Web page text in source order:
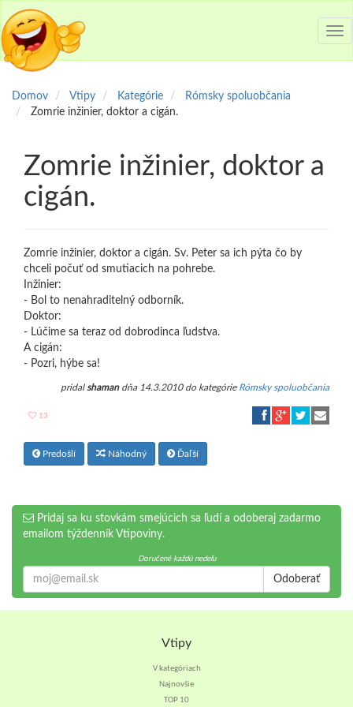
Domov Vtipy Kategórie
Rómsky spoluobčania
Zomrie inžinier, doktor a cigán.
Zomrie inžinier, doktor a
cigán.
Zomrie inžinier, doktor a cigán. Sv. Peter sa ich pýta čo by
chceli počuť od smutiacich na pohrebe.
Inžinier:
- Bol to nenahraditelný odborník.
Doktor:
- Lúčime sa teraz od dobrodinca ľudstva.
A cigán:
- Pozri, hýbe sa!
pridal shamandňa 14.3.2010 do kategórie Rómsky spoluobčania
13
Predošlí Náhodný Ďaľší
Pridaj sa ku stovkám smejúcich sa ľudí a odoberaj zadarmo
emailom týždenník Vtipoviny.
Doručené každú nedeľu
Odoberať
Vtipy
V kategóriach
Najnovšie
TOP 10